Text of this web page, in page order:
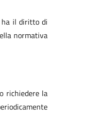
ha il diritto di
normativa
richiedere la